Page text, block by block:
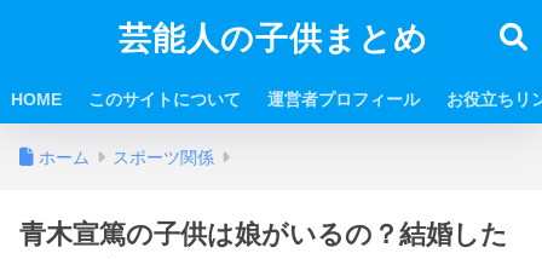
芸能人の子供まとめ
HOME このサイトについて 運営者プロフィール お役立ちリ
ホーム スポーツ関係
青木宣篤の子供は娘がいるの？結婚した